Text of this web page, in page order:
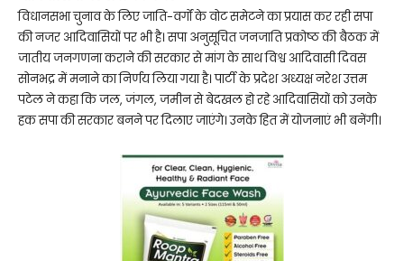
विधानसभा चुनाव के लिए जाति-वर्गों के वोट समेटने का प्रयास कर रही सपा
की नजर आदिवासियों पर भी है। सपा अनुसूचित जनजाति प्रकोष्ठ की बैठक में
जातीय जनगणना कराने की सरकार से मांग के साथ विश्व आदिवासी दिवस
सोनभद्र में मनाने का निर्णय लिया गया है। पार्टी के प्रदेश अध्यक्ष नरेश उत्तम
पटेल ने कहा कि जल, जंगल, जमीन से बेदखल हो रहे आदिवासियों को उनके
हक सपा की सरकार बनने पर दिलाए जाएंगे। उनके हित में योजनाएं भी बनेंगी।